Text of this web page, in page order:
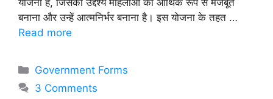
बनाना और उन्हें आत्मनिर्भर बनाना है। इस योजना के तहत …
Read more
Categories
Government Forms
3 Comments